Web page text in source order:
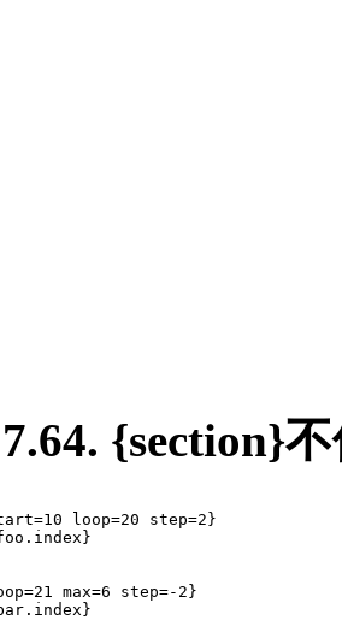
{section}
loop=20 step=2}
max=6 step=-2}